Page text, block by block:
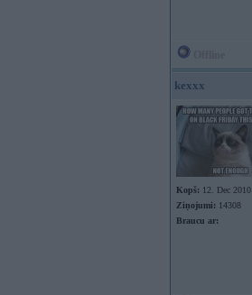
kexxx
Kopš: 12. Dec 2010
Ziņojumi: 14308
Braucu ar: